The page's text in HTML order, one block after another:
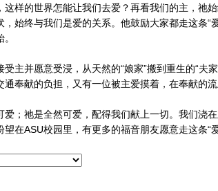
样的世界怎能让我们去爱？再看我们的主，祂
始终与我们是爱的关系。他鼓励大家都走这条“
主并愿意受浸，从天然的“娘家”搬到重生的“夫
奉献的负担，又有一位被主爱摸着，在奉献的流
爱；祂是全然可爱，配得我们献上一切。我们浇
在ASU校园里，有更多的福音朋友愿意走这条“爱